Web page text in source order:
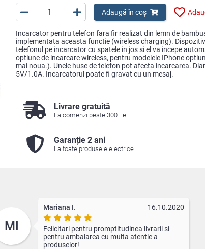
Adaugă în coș
Incarcator pentru telefon fara fir realizat din lemn de
implementata aceasta functie (wireless charging).
telefonul pe incarcator cu spatele in jos si el va incepe
optiune de incarcare wireless, pentru modelele IPhone
mai noua.). Unele huse de telefon pot afecta incarcarea.
5V/1.0A. Incarcatorul poate fi gravat cu un mesaj.
Livrare gratuită
La comenzi peste 300 Lei
Garanție 2 ani
La toate produsele electrice
MI
Mariana I. 16.10.2020
Felicitari pentru promptitudinea livrarii si
pentru ambalarea cu multa atentie a
produselor!